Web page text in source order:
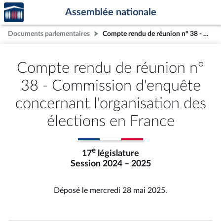
Aller au contenu
Aller en bas de la page
Accèder
à la
page
d'accueil
Assemblée nationale
Documents parlementaires Compte rendu de réunion n° 38 - Commission d'enquête concernant l'organisation des élections en France
Compte rendu de réunion n°
38 - Commission d'enquête
concernant l'organisation des
élections en France
17e législature
Session 2024 – 2025
Déposé le mercredi 28 mai 2025.